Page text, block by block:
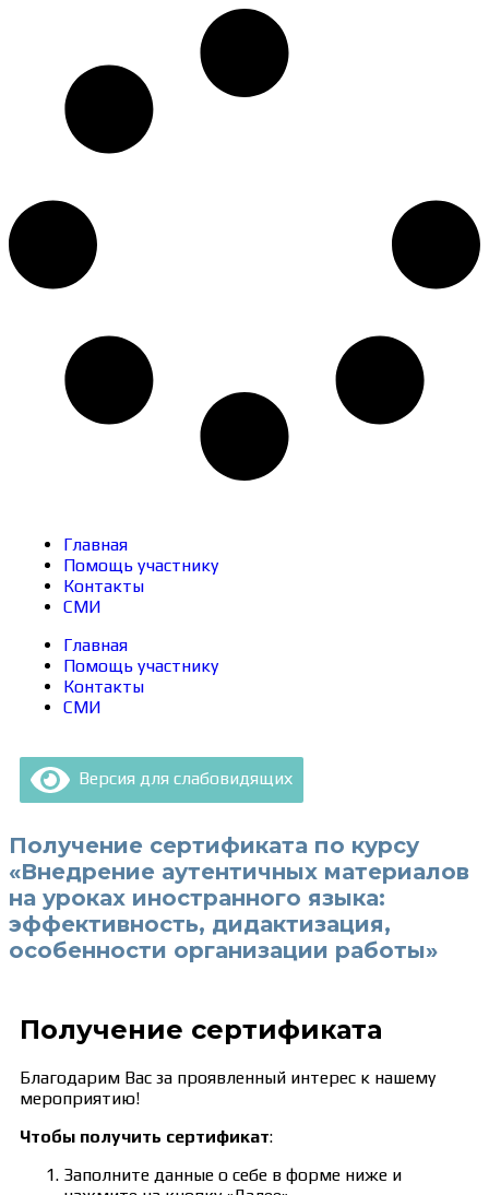
Главная
Помощь участнику
Контакты
СМИ
Главная
Помощь участнику
Контакты
СМИ
Версия для слабовидящих
Получение сертификата по курсу
«Внедрение аутентичных материалов
на уроках иностранного языка:
эффективность, дидактизация,
особенности организации работы»
Получение сертификата
Благодарим Вас за проявленный интерес к нашему
мероприятию!
Чтобы получить сертификат:
Заполните данные о себе в форме ниже и